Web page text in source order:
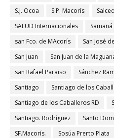
S.J. Ocoa
S.P. Macorís
SALUD Internacionales
Samaná
san Fco. de MAcorís
San José
San Juan
San Juan de la
san Rafael Paraiso
Sánchez
Santiago
Santiago de los
Santiago de los Caballeros RD
Santiago. Rodríguez
Santo
SF.Macorís.
Sosúa Prerto Plata